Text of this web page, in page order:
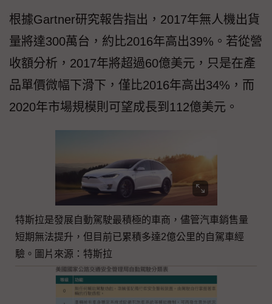
根據Gartner研究報告指出，2017年無人機出貨
量將達300萬台，約比2016年高出39%。若從營
收額分析，2017年將超過60億美元，只是在產
品單價微幅下滑下，僅比2016年高出34%，而
2020年市場規模則可望成長到112億美元。
特斯拉是發展自動駕駛最積極的車商，儘管汽車銷售量
短期無法提升，但目前已累積多達2億公里的自駕車經
驗。圖片來源：特斯拉